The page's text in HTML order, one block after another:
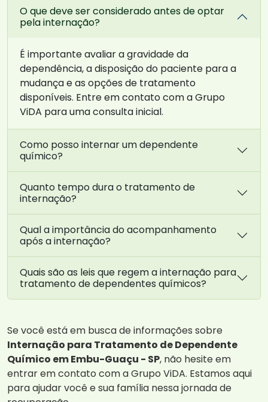
O que deve ser considerado antes de optar
pela internação?
É importante avaliar a gravidade da
dependência, a disposição do paciente para a
mudança e as opções de tratamento
disponíveis. Entre em contato com a Grupo
ViDA para uma consulta inicial.
Como posso internar um dependente
químico?
Quanto tempo dura o tratamento de
internação?
Qual a importância do acompanhamento
após a internação?
Quais são as leis que regem a internação para
tratamento de dependentes químicos?
Se você está em busca de informações sobre
Internação para Tratamento de Dependente
Químico em Embu-Guaçu - SP, não hesite em
entrar em contato com a Grupo ViDA. Estamos aqui
para ajudar você e sua família nessa jornada de